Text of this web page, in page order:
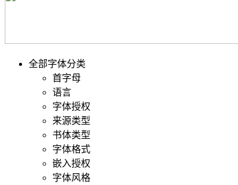
全部字体分类
首字母
语言
字体授权
来源类型
书体类型
字体格式
嵌入授权
字体风格